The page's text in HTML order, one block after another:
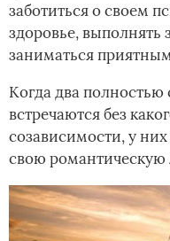
заботиться о своем
здоровье, выполнять
заниматься
Когда два
встречаются без
созависимости, у
свою романтическую